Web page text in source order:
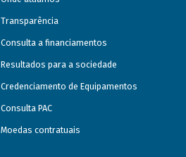
Transparência
Consulta a financiamentos
Resultados para a sociedade
Credenciamento de Equipamentos
Consulta PAC
Moedas contratuais